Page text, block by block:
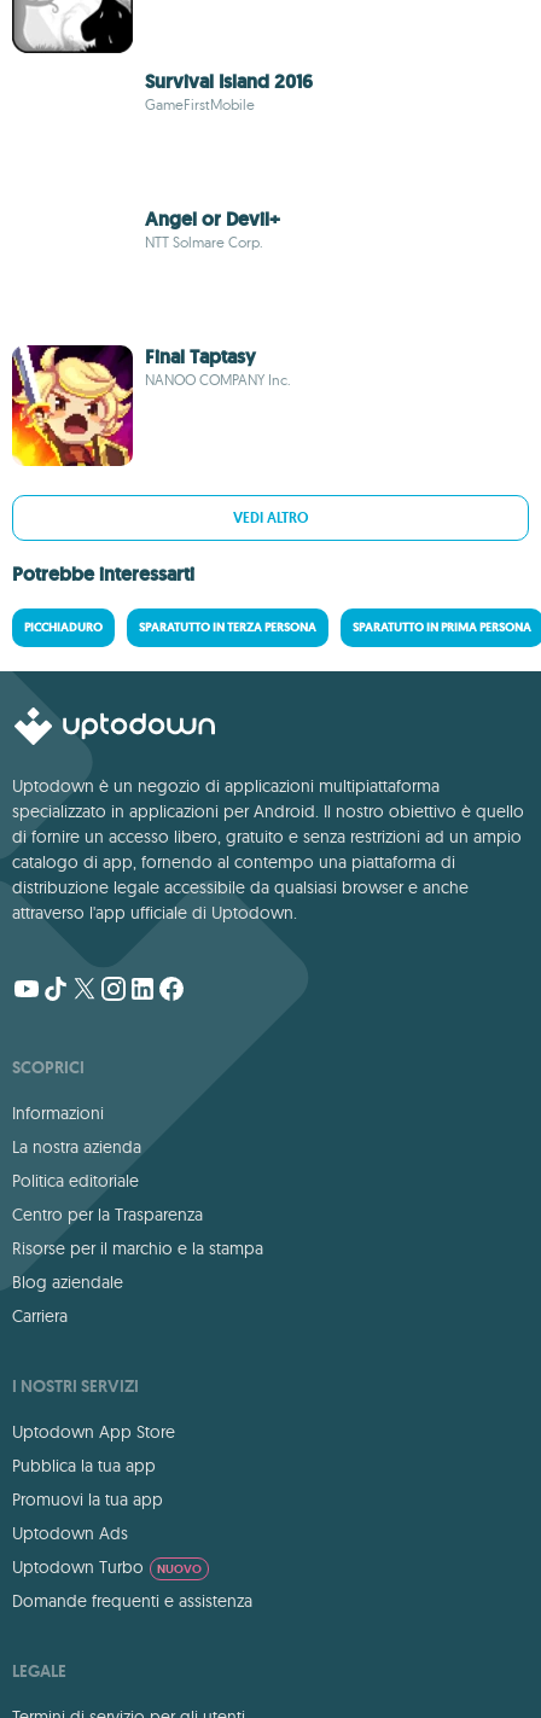
Survival Island 2016
GameFirstMobile
Angel or Devil+
NTT Solmare Corp.
Final Taptasy
NANOO COMPANY Inc.
VEDI ALTRO
Potrebbe interessarti
PICCHIADURO SPARATUTTO IN TERZA PERSONA SPARATUTTO IN PRIMA PERSONA
Uptodown è un negozio di applicazioni multipiattaforma
specializzato in applicazioni per Android. Il nostro obiettivo è quello
di fornire un accesso libero, gratuito e senza restrizioni ad un ampio
catalogo di app, fornendo al contempo una piattaforma di
distribuzione legale accessibile da qualsiasi browser e anche
attraverso l'app ufficiale di Uptodown.
SCOPRICI
Informazioni
La nostra azienda
Politica editoriale
Centro per la Trasparenza
Risorse per il marchio e la stampa
Blog aziendale
Carriera
I NOSTRI SERVIZI
Uptodown App Store
Pubblica la tua app
Promuovi la tua app
Uptodown Ads
Uptodown Turbo
NUOVO
Domande frequenti e assistenza
LEGALE